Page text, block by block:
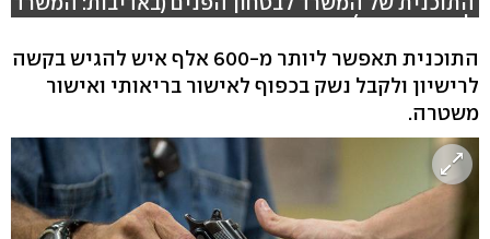
לביטחון פנים)
התוכנית תאפשר ליותר מ-600 אלף איש להגיש בקשה
לרישיון ולקבל נשק בכפוף לאישור בריאותי ואישור
משטרה.